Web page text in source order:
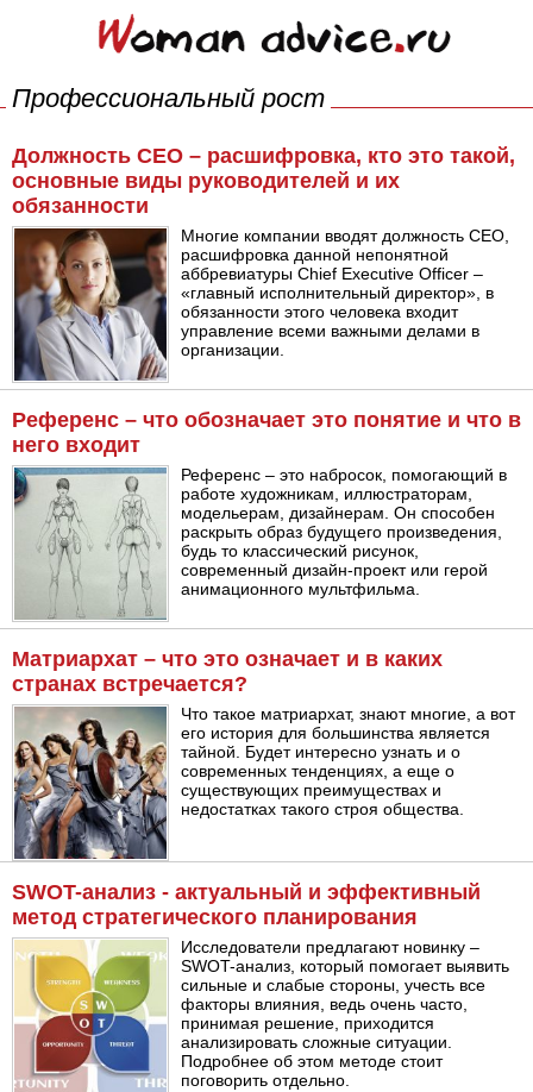
Профессиональный рост
Должность СЕО – расшифровка, кто это такой,
основные виды руководителей и их
обязанности
Многие компании вводят должность СЕО,
расшифровка данной непонятной
аббревиатуры Chief Executive Officer –
«главный исполнительный директор», в
обязанности этого человека входит
управление всеми важными делами в
организации.
Референс – что обозначает это понятие и что в
него входит
Референс – это набросок, помогающий в
работе художникам, иллюстраторам,
модельерам, дизайнерам. Он способен
раскрыть образ будущего произведения,
будь то классический рисунок,
современный дизайн-проект или герой
анимационного мультфильма.
Матриархат – что это означает и в каких
странах встречается?
Что такое матриархат, знают многие, а вот
его история для большинства является
тайной. Будет интересно узнать и о
современных тенденциях, а еще о
существующих преимуществах и
недостатках такого строя общества.
SWOT-анализ - актуальный и эффективный
метод стратегического планирования
Исследователи предлагают новинку –
SWOT-анализ, который помогает выявить
сильные и слабые стороны, учесть все
факторы влияния, ведь очень часто,
принимая решение, приходится
анализировать сложные ситуации.
Подробнее об этом методе стоит
поговорить отдельно.